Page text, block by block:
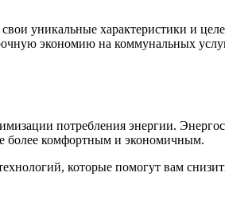
уникальные характеристики и
экономию на коммунальных
потребления энергии.
более комфортным и экономичным.
которые помогут вам